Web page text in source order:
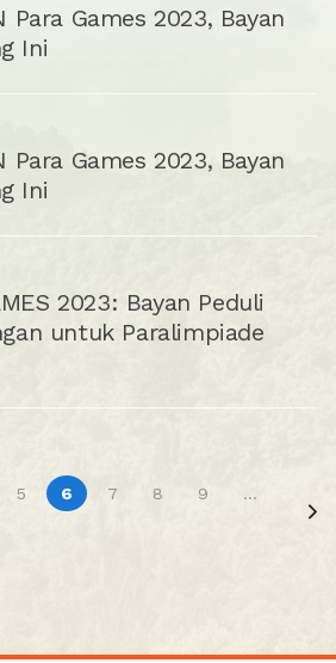
Para Games 2023, Bayan
Ini
Para Games 2023, Bayan
Ini
2023: Bayan Peduli
untuk Paralimpiade
5 6 7 8 9
...